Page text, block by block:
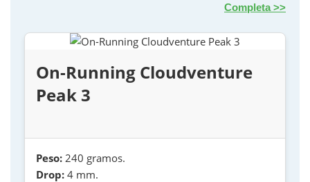
Completa >>
On-Running Cloudventure
Peak 3
Peso: 240 gramos.
Drop: 4 mm.